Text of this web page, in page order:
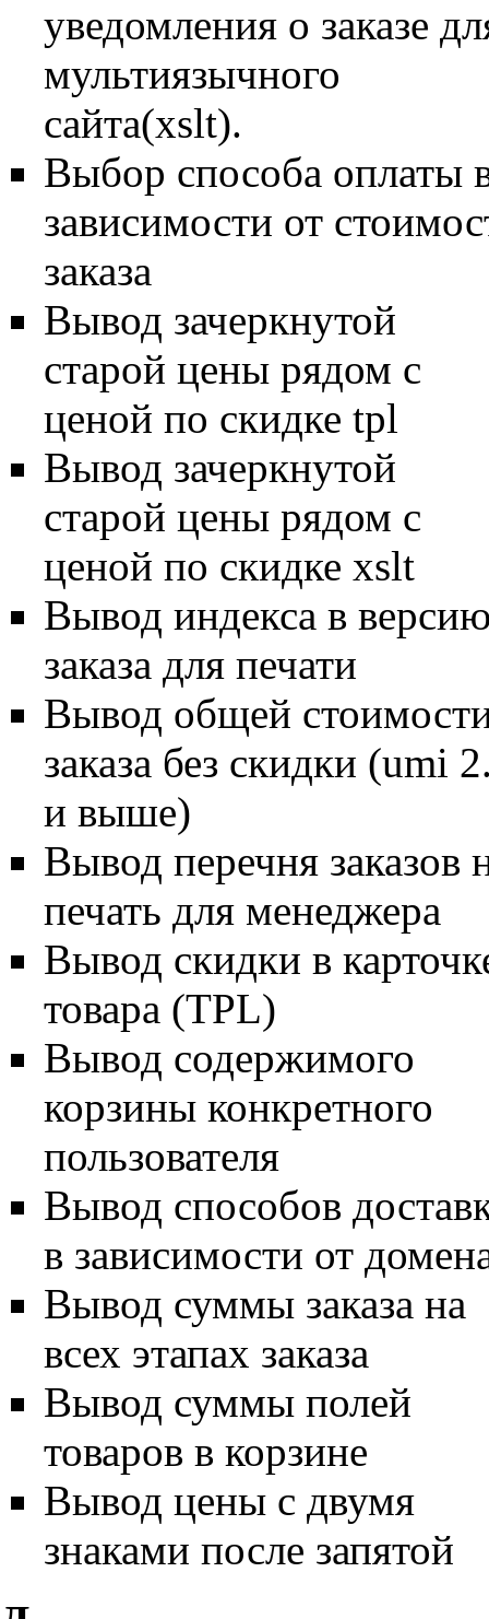
уведомления о заказе
мультиязычного
сайта(xslt).
Выбор способа оплаты
зависимости от
заказа
Вывод зачеркнутой
старой цены рядом с
ценой по скидке tpl
Вывод зачеркнутой
старой цены рядом с
ценой по скидке xslt
Вывод индекса в
заказа для печати
Вывод общей
заказа без скидки (umi
и выше)
Вывод перечня заказов
печать для менеджера
Вывод скидки в
товара (TPL)
Вывод содержимого
корзины конкретного
пользователя
Вывод способов
в зависимости от
Вывод суммы заказа на
всех этапах заказа
Вывод суммы полей
товаров в корзине
Вывод цены с двумя
знаками после запятой